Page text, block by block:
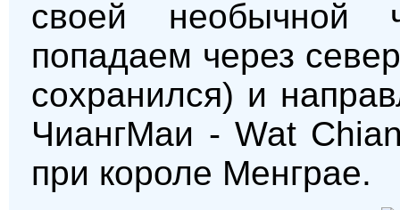
своей
попадаем через
сохранился) и
ЧиангМаи - Wat
при короле Менграе.